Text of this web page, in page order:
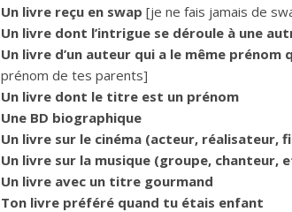
Un livre reçu en swap [je ne fais jamais de
Un livre dont l’intrigue se déroule à une
Un livre d’un auteur qui a le même prénom
prénom de tes parents]
Un livre dont le titre est un prénom
Une BD biographique
Un livre sur le cinéma (acteur, réalisateur,
Un livre sur la musique (groupe, chanteur,
Un livre avec un titre gourmand
Ton livre préféré quand tu étais enfant